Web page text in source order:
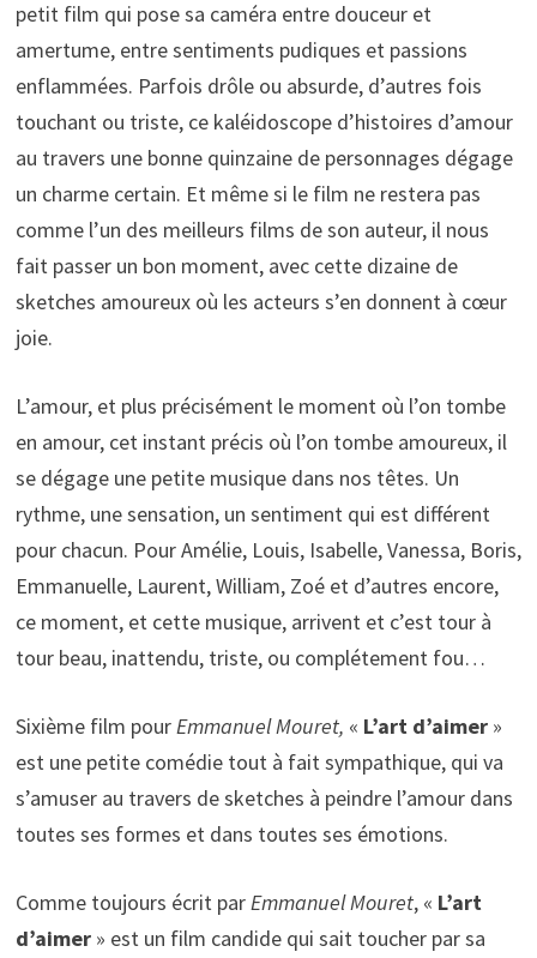
petit film qui pose sa caméra entre douceur et
amertume, entre sentiments pudiques et passions
enflammées. Parfois drôle ou absurde, d’autres fois
touchant ou triste, ce kaléidoscope d’histoires d’amour
au travers une bonne quinzaine de personnages dégage
un charme certain. Et même si le film ne restera pas
comme l’un des meilleurs films de son auteur, il nous
fait passer un bon moment, avec cette dizaine de
sketches amoureux où les acteurs s’en donnent à cœur
joie.
L’amour, et plus précisément le moment où l’on tombe
en amour, cet instant précis où l’on tombe amoureux, il
se dégage une petite musique dans nos têtes. Un
rythme, une sensation, un sentiment qui est différent
pour chacun. Pour Amélie, Louis, Isabelle, Vanessa, Boris,
Emmanuelle, Laurent, William, Zoé et d’autres encore,
ce moment, et cette musique, arrivent et c’est tour à
tour beau, inattendu, triste, ou complétement fou…
Sixième film pour Emmanuel Mouret, « L’art d’aimer»
est une petite comédie tout à fait sympathique, qui va
s’amuser au travers de sketches à peindre l’amour dans
toutes ses formes et dans toutes ses émotions.
Comme toujours écrit par Emmanuel Mouret, « L’art
d’aimer» est un film candide qui sait toucher par sa